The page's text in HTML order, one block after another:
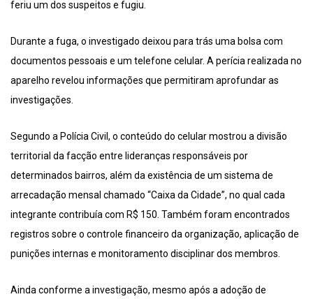
feriu um dos suspeitos e fugiu.
Durante a fuga, o investigado deixou para trás uma bolsa com
documentos pessoais e um telefone celular. A perícia realizada no
aparelho revelou informações que permitiram aprofundar as
investigações.
Segundo a Polícia Civil, o conteúdo do celular mostrou a divisão
territorial da facção entre lideranças responsáveis por
determinados bairros, além da existência de um sistema de
arrecadação mensal chamado “Caixa da Cidade”, no qual cada
integrante contribuía com R$ 150. Também foram encontrados
registros sobre o controle financeiro da organização, aplicação de
punições internas e monitoramento disciplinar dos membros.
Ainda conforme a investigação, mesmo após a adoção de